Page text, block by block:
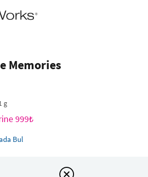
Detayları
Memories
g
999₺
Bul